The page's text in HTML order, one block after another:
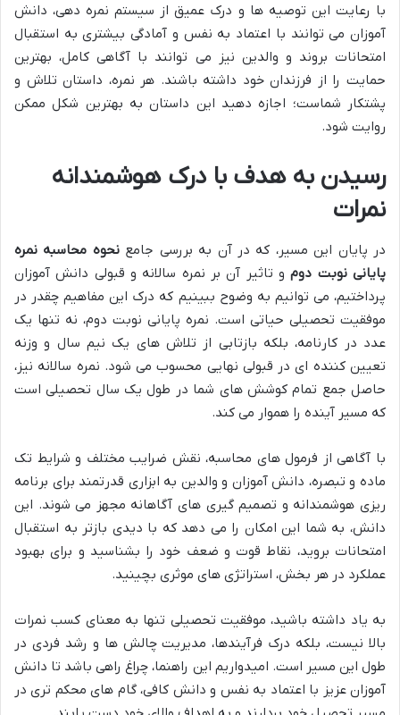
با رعایت این توصیه ها و درک عمیق از سیستم نمره دهی، دانش
آموزان می توانند با اعتماد به نفس و آمادگی بیشتری به استقبال
امتحانات بروند و والدین نیز می توانند با آگاهی کامل، بهترین
حمایت را از فرزندان خود داشته باشند. هر نمره، داستان تلاش و
پشتکار شماست؛ اجازه دهید این داستان به بهترین شکل ممکن
روایت شود.
رسیدن به هدف با درک هوشمندانه
نمرات
در پایان این مسیر، که در آن به بررسی جامعنحوه محاسبه نمره
پایانی نوبت دومو تاثیر آن بر نمره سالانه و قبولی دانش آموزان
پرداختیم، می توانیم به وضوح ببینیم که درک این مفاهیم چقدر در
موفقیت تحصیلی حیاتی است. نمره پایانی نوبت دوم، نه تنها یک
عدد در کارنامه، بلکه بازتابی از تلاش های یک نیم سال و وزنه
تعیین کننده ای در قبولی نهایی محسوب می شود. نمره سالانه نیز،
حاصل جمع تمام کوشش های شما در طول یک سال تحصیلی است
که مسیر آینده را هموار می کند.
با آگاهی از فرمول های محاسبه، نقش ضرایب مختلف و شرایط تک
ماده و تبصره، دانش آموزان و والدین به ابزاری قدرتمند برای برنامه
ریزی هوشمندانه و تصمیم گیری های آگاهانه مجهز می شوند. این
دانش، به شما این امکان را می دهد که با دیدی بازتر به استقبال
امتحانات بروید، نقاط قوت و ضعف خود را بشناسید و برای بهبود
عملکرد در هر بخش، استراتژی های موثری بچینید.
به یاد داشته باشید، موفقیت تحصیلی تنها به معنای کسب نمرات
بالا نیست، بلکه درک فرآیندها، مدیریت چالش ها و رشد فردی در
طول این مسیر است. امیدواریم این راهنما، چراغ راهی باشد تا دانش
آموزان عزیز با اعتماد به نفس و دانش کافی، گام های محکم تری در